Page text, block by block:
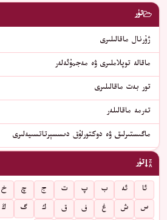
تۈر
ژۇرنال ماقالىلىرى
ماقالە توپلاملىرى ۋە مەجمۇئەلەر
تور بەت ماقالىلىرى
تەرمە ماقالىلەر
ماگىستىرلىق ۋە دوكتورلۇق دىسسېرتاتسىيەلىرى
تۈر
ئا ئە ب پ ت ج چ خ
س
ش غ ف ق ك گ ڭ